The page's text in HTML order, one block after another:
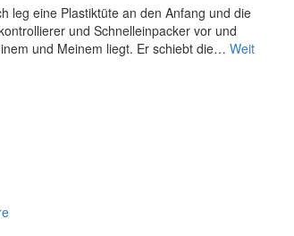
l
i
n
leg eine Plastiktüte an den Anfang und die
und Schnelleinpacker vor und
und Meinem liegt. Er schiebt die… Weit